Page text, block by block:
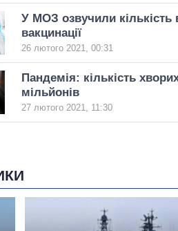
У МОЗ озвучили кількість
вакцинації
26 лютого 2021, 00:31
Пандемія: кількість
мільйонів
27 лютого 2021, 11:30